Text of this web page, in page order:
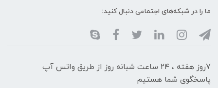
ما را در شبکه‌های اجتماعی دنبال کنید:
7روز هفته ، ۲۴ ساعت شبانه‌ روز از طریق واتس آپ
پاسخگوی شما هستیم